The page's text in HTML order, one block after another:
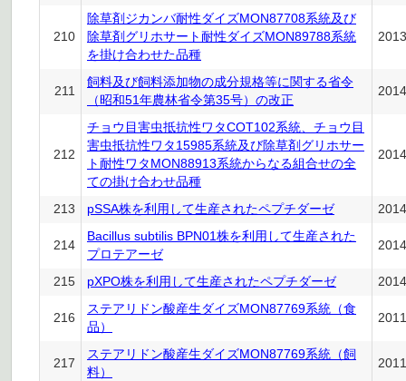
210
除草剤ジカンバ耐性ダイズMON87708系統及び
除草剤グリホサート耐性ダイズMON89788系統
を掛け合わせた品種
211
飼料及び飼料添加物の成分規格等に関する省令
（昭和51年農林省令第35号）の改正
212
チョウ目害虫抵抗性ワタCOT102系統、チョウ目
害虫抵抗性ワタ15985系統及び除草剤グリホサー
ト耐性ワタMON88913系統からなる組合せの全
ての掛け合わせ品種
213 pSSA株を利用して生産されたペプチダーゼ
214
Bacillus subtilis BPN01株を利用して生産された
プロテアーゼ
215 pXPO株を利用して生産されたペプチダーゼ
216
ステアリドン酸産生ダイズMON87769系統（食
品）
217
ステアリドン酸産生ダイズMON87769系統（飼
料）